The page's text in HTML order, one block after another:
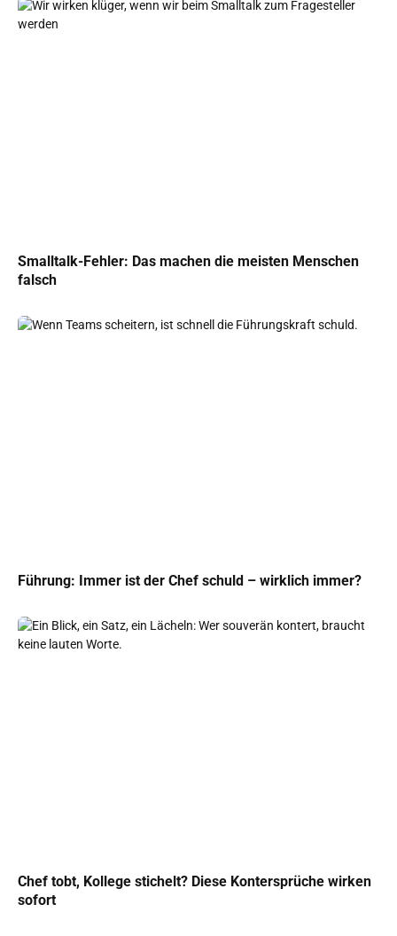
Smalltalk-Fehler: Das machen die meisten Menschen
falsch
Führung: Immer ist der Chef schuld – wirklich immer?
Chef tobt, Kollege stichelt? Diese Kontersprüche wirken
sofort